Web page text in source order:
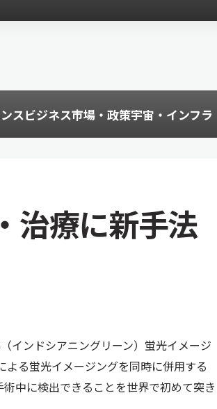
スビジネス市場・政策宇宙・インフラ
治療に新手法
インドシアニングリーン）蛍光イメージ
る蛍光イメージングを同時に併用する
中に検出できることを世界で初めて突き